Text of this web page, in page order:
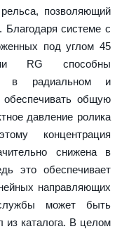
позволяющий
Благодаря системе с
под углом 45
RG способны
в радиальном и
обеспечивать общую
давление ролика
концентрация
снижена в
это обеспечивает
направляющих
может быть
из каталога. В целом